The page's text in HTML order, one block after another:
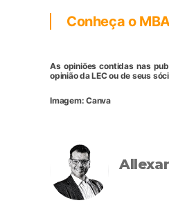
Conheça o
As opiniões contidas nas
opinião da LEC ou de seus
Imagem: Canva